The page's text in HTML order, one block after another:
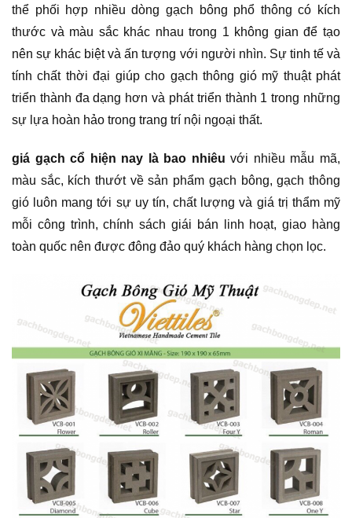
thể phối hợp nhiều dòng gạch bông phổ thông có kích
thước và màu sắc khác nhau trong 1 không gian để tạo
nên sự khác biệt và ấn tượng với người nhìn. Sự tinh tế và
tính chất thời đại giúp cho gạch thông gió mỹ thuật phát
triển thành đa dạng hơn và phát triển thành 1 trong những
sự lựa hoàn hảo trong trang trí nội ngoại thất.
giá gạch cổ hiện nay là bao nhiêu với nhiều mẫu mã,
màu sắc, kích thướt về sản phẩm gạch bông, gạch thông
gió luôn mang tới sự uy tín, chất lượng và giá trị thẩm mỹ
mỗi công trình, chính sách giái bán linh hoạt, giao hàng
toàn quốc nên được đông đảo quý khách hàng chọn lọc.